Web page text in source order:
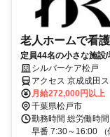
老人ホームで看
定員44名の小さな施設
シルバーケア松戸
アクセス 京成成田
分、京成松戸線 く
線・北総線 松飛台徒
月給272,000円以上
千葉県松戸市
勤務時間 総労働時
早番 7:30～16:00